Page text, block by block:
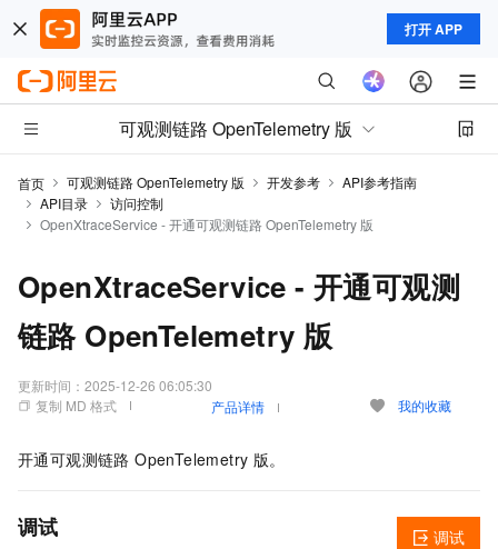
打开 APP
可观测链路 OpenTelemetry 版
首页 可观测链路 OpenTelemetry 版 开发参考
API参考指南
API目录
访问控制
OpenXtraceService - 开通可观测链路 OpenTelemetry 版
OpenXtraceService - 开通可观测
链路 OpenTelemetry 版
更新时间： 2025-12-26 06:05:30
复制 MD 格式
产品详情 我的收藏
开通可观测链路 OpenTelemetry 版。
调试 调试